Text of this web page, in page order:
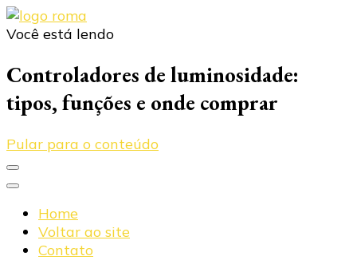
Você está lendo
Controladores de luminosidade:
tipos, funções e onde comprar
Pular para o conteúdo
Home
Voltar ao site
Contato